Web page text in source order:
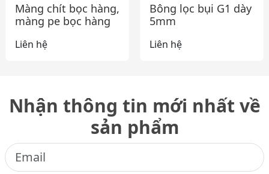
Màng chít bọc hàng,
màng pe bọc hàng
Liên hệ
Bông lọc bụi G1 dày
5mm
Liên hệ
Nhận thông tin mới nhất về
sản phẩm